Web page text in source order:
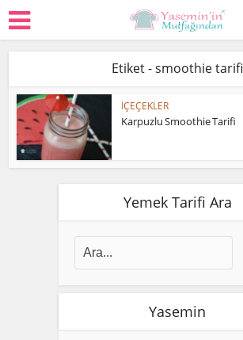
Etiket - smoothie tarifi
İÇEÇEKLER
Karpuzlu Smoothie Tarifi
Yemek Tarifi Ara
Yasemin